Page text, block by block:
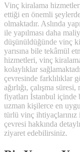
Vinç kiralama
ettiği en önemli
olmaktadır. Aslında
ile yapılması daha
düşünüldüğünde vinç
yarısına bile tekâmül
hizmetleri, vinç
kolaylıklar
çevresinde farklılıklar
ağırlığı, çalışma
fiyatları İstanbul
uzman kişilerce en
türlü vinç
çevresi hakkında
ziyaret edebilirsiniz.